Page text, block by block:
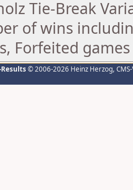
Tie-Break
of wins
Forfeited
© 2006-2026 Heinz Herzog,